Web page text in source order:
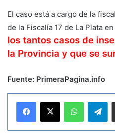
El caso está a cargo de la
de la Fiscalía 17 de La Plata
los tantos casos de
la Provincia y que se
Fuente: PrimeraPagina.info
Telegram